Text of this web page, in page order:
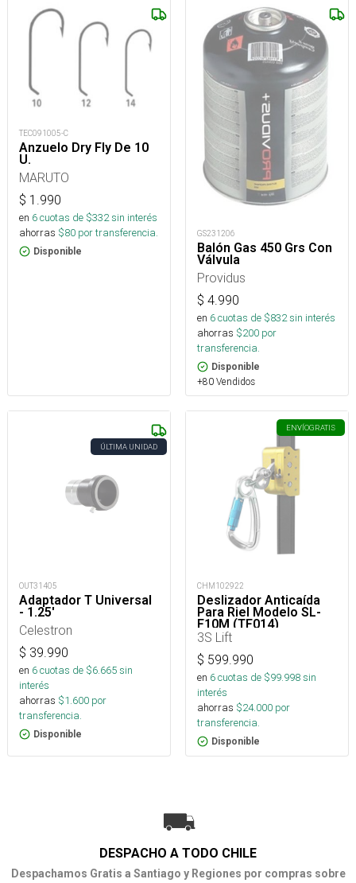
TEC091005-C
Anzuelo Dry Fly De 10
U.
MARUTO
$ 1.990
en 6cuotas de $332sin interés
ahorras $80 por transferencia.
Disponible
GS231206
Balón Gas 450 Grs Con
Válvula
Providus
$ 4.990
en 6cuotas de $832sin interés
ahorras $200 por
transferencia.
Disponible
+80 Vendidos
ÚLTIMA UNIDAD
OUT31405
Adaptador T Universal
- 1.25'
Celestron
$ 39.990
en 6cuotas de $6.665sin
interés
ahorras $1.600 por
transferencia.
Disponible
ENVÍOGRATIS
CHM102922
Deslizador Anticaída
Para Riel Modelo SL-
F10M (TF014)
3S Lift
$ 599.990
en 6cuotas de $99.998sin
interés
ahorras $24.000 por
transferencia.
Disponible
DESPACHO A TODO CHILE
Despachamos Gratis a Santiago y Regiones por compras sobre